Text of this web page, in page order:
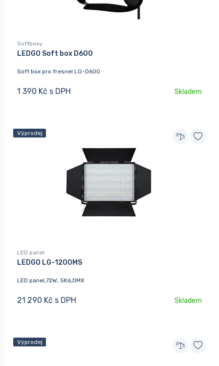
Softboxy
LEDGO Soft box D600
Soft box pro fresnel LG-D600
1 390 Kč s DPH Skladem
Výprodej
LED panel
LEDGO LG-1200MS
LED panel,72W, 5K6,DMX
21 290 Kč s DPH Skladem
Výprodej